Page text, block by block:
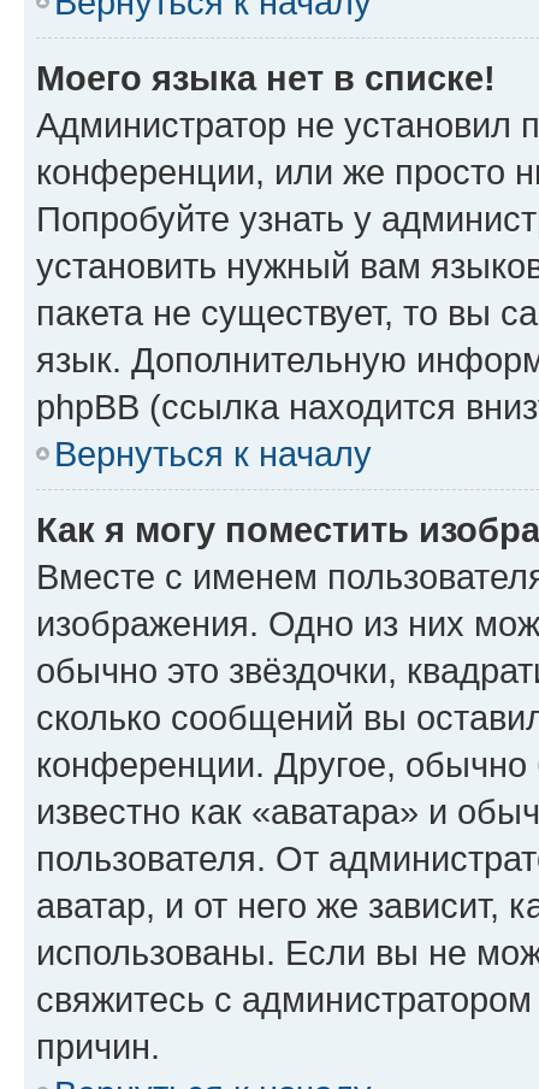
Моего языка нет в списке!
Администратор не установил
конференции, или же просто
Попробуйте узнать у
установить нужный вам
пакета не существует, то вы
язык. Дополнительную
phpBB (ссылка находится
Вернуться к началу
Как я могу поместить
Вместе с именем
изображения. Одно из них
обычно это звёздочки,
сколько сообщений вы
конференции. Другое,
известно как «аватара» и
пользователя. От
аватар, и от него же зависит,
использованы. Если вы не
свяжитесь с
причин.